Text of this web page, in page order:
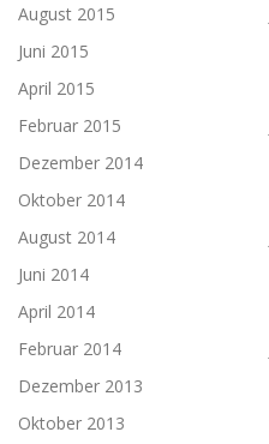
August 2015
Juni 2015
April 2015
Februar 2015
Dezember 2014
Oktober 2014
August 2014
Juni 2014
April 2014
Februar 2014
Dezember 2013
Oktober 2013